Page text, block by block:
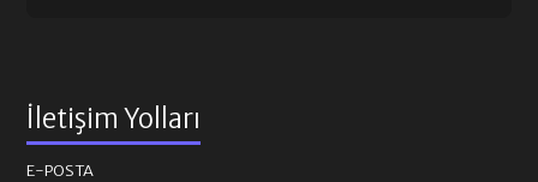
İletişim Yolları
E-POSTA